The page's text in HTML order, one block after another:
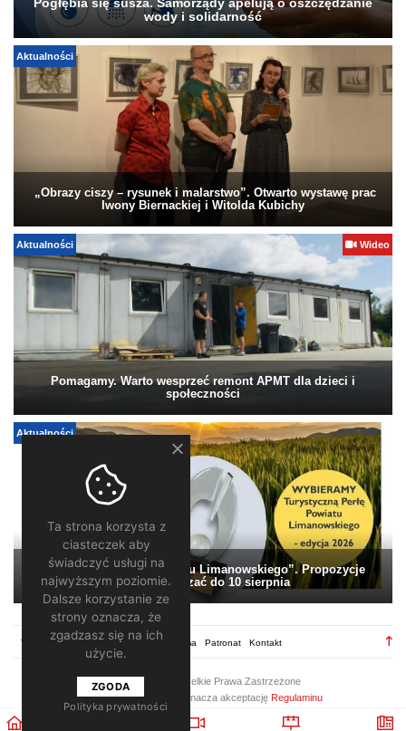
Pogłębia się susza. Samorządy apelują o oszczędzanie
wody i solidarność
Aktualności
„Obrazy ciszy – rysunek i malarstwo”. Otwarto wystawę prac
Iwony Biernackiej i Witolda Kubichy
Aktualności Wideo
Pomagamy. Warto wesprzeć remont APMT dla dzieci i
społeczności
Aktualności
„Turystyczna Perła Powiatu Limanowskiego”. Propozycje
można zgłaszać do 10 sierpnia
Regulamin Redakcja Reklama Patronat Kontakt
2026 ©
/ Wszelkie Prawa Zastrzeżone
Korzystanie z portalu oznacza akceptację Regulaminu
Ta strona korzysta z
ciasteczek aby
świadczyć usługi na
najwyższym poziomie.
Dalsze korzystanie ze
strony oznacza, że
zgadzasz się na ich
użycie.
ZGODA
Polityka prywatności